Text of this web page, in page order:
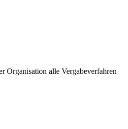
Organisation alle Vergabeverfahren